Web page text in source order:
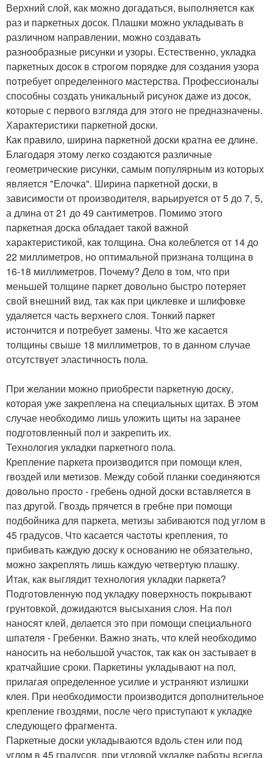
Верхний слой, как можно догадаться, выполняется как
раз и паркетных досок. Плашки можно укладывать в
различном направлении, можно создавать
разнообразные рисунки и узоры. Естественно, укладка
паркетных досок в строгом порядке для создания узора
потребует определенного мастерства. Профессионалы
способны создать уникальный рисунок даже из досок,
которые с первого взгляда для этого не предназначены.
Характеристики паркетной доски.
Как правило, ширина паркетной доски кратна ее длине.
Благодаря этому легко создаются различные
геометрические рисунки, самым популярным из которых
является "Елочка". Ширина паркетной доски, в
зависимости от производителя, варьируется от 5 до 7, 5,
а длина от 21 до 49 сантиметров. Помимо этого
паркетная доска обладает такой важной
характеристикой, как толщина. Она колеблется от 14 до
22 миллиметров, но оптимальной признана толщина в
16-18 миллиметров. Почему? Дело в том, что при
меньшей толщине паркет довольно быстро потеряет
свой внешний вид, так как при циклевке и шлифовке
удаляется часть верхнего слоя. Тонкий паркет
истончится и потребует замены. Что же касается
толщины свыше 18 миллиметров, то в данном случае
отсутствует эластичность пола.
При желании можно приобрести паркетную доску,
которая уже закреплена на специальных щитах. В этом
случае необходимо лишь уложить щиты на заранее
подготовленный пол и закрепить их.
Технология укладки паркетного пола.
Крепление паркета производится при помощи клея,
гвоздей или метизов. Между собой планки соединяются
довольно просто - гребень одной доски вставляется в
паз другой. Гвоздь прячется в гребне при помощи
подбойника для паркета, метизы забиваются под углом в
45 градусов. Что касается частоты крепления, то
прибивать каждую доску к основанию не обязательно,
можно закреплять лишь каждую четвертую плашку.
Итак, как выглядит технология укладки паркета?
Подготовленную под укладку поверхность покрывают
грунтовкой, дожидаются высыхания слоя. На пол
наносят клей, делается это при помощи специального
шпателя - Гребенки. Важно знать, что клей необходимо
наносить на небольшой участок, так как он застывает в
кратчайшие сроки. Паркетины укладывают на пол,
прилагая определенное усилие и устраняют излишки
клея. При необходимости производится дополнительное
крепление гвоздями, после чего приступают к укладке
следующего фрагмента.
Паркетные доски укладываются вдоль стен или под
углом в 45 градусов, при угловой укладке работы всегда